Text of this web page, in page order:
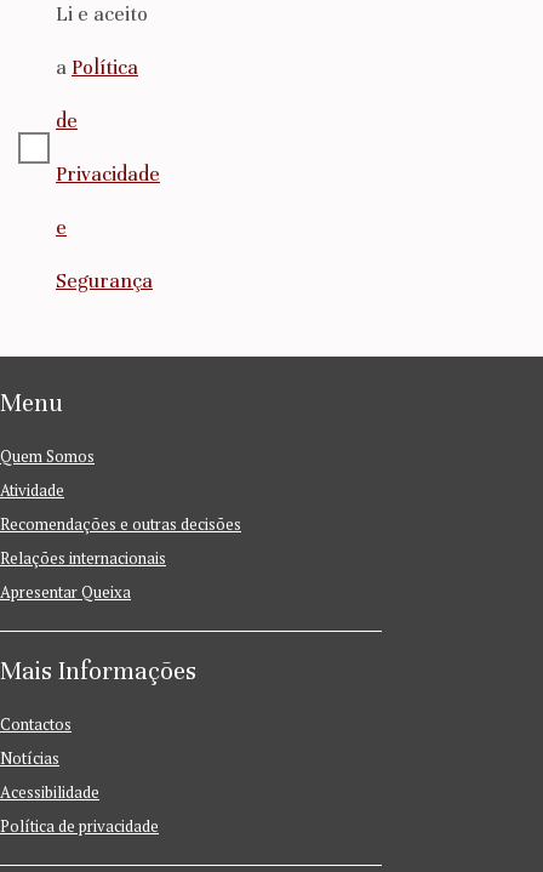
Li e aceito
a Política
de
Privacidade
e
Segurança
Menu
Quem Somos
Atividade
Recomendações e outras decisões
Relações internacionais
Apresentar Queixa
Mais Informações
Contactos
Notícias
Acessibilidade
Política de privacidade